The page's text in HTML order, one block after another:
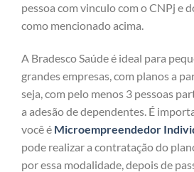
pessoa com vinculo com o CNPj e
como mencionado acima.
A Bradesco Saúde é ideal para
grandes empresas, com planos a
seja, com pelo menos 3 pessoas
a adesão de dependentes. É
você é Microempreendedor
pode realizar a contratação do
por essa modalidade, depois de